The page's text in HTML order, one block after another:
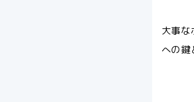
大事な
への鍵